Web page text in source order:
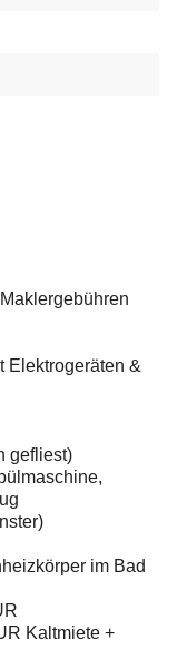
Elektrogeräten &
gefliest)
im Bad
Kaltmiete +